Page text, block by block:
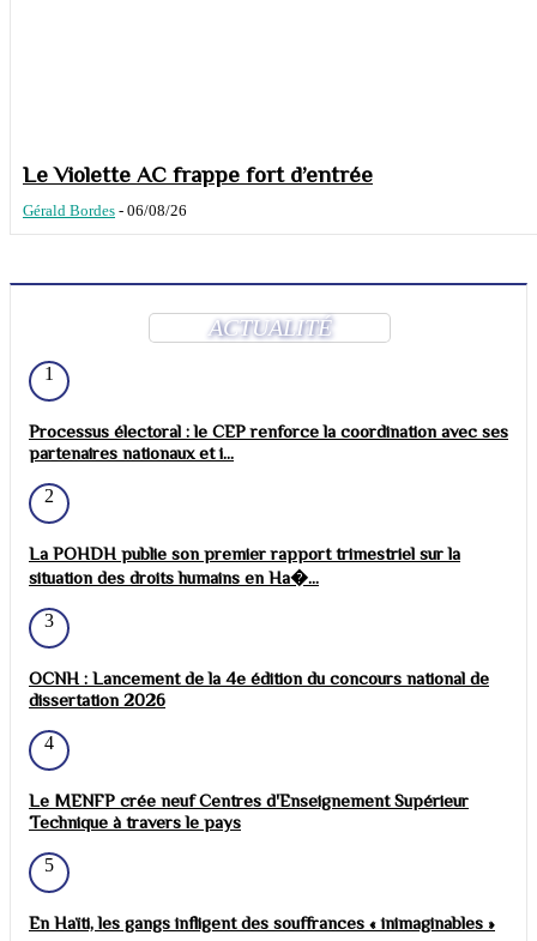
Le Violette AC frappe fort d’entrée
Gérald Bordes - 06/08/26
ACTUALITÉ
1
Processus électoral : le CEP renforce la coordination avec ses
partenaires nationaux et i...
2
La POHDH publie son premier rapport trimestriel sur la
situation des droits humains en Ha�...
3
OCNH : Lancement de la 4e édition du concours national de
dissertation 2026
4
Le MENFP crée neuf Centres d'Enseignement Supérieur
Technique à travers le pays
5
En Haïti, les gangs infligent des souffrances « inimaginables »